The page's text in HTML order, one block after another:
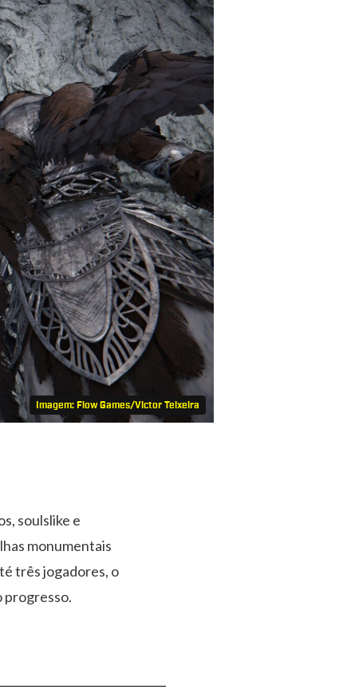
Imagem: Flow Games/Victor Teixeira
soulslike e
monumentais
três jogadores, o
progresso.